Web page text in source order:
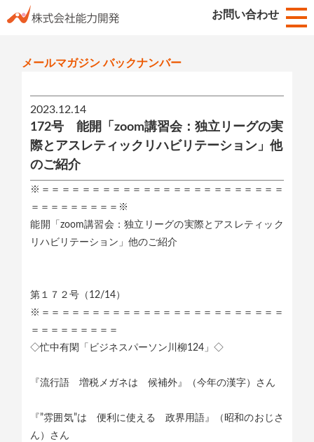
お問い合わせ
お知らせ
HOME
メールマガジン バックナンバー
2023.12.14
172号 能開「zoom講習会：独立リーグの実
際とアスレティックリハビリテーション」他
のご紹介
※＝＝＝＝＝＝＝＝＝＝＝＝＝＝＝＝＝＝＝＝＝＝＝＝
＝＝＝＝＝＝＝＝＝※
能開「zoom講習会：独立リーグの実際とアスレティック
リハビリテーション」他のご紹介
第１７２号（12/14）
※＝＝＝＝＝＝＝＝＝＝＝＝＝＝＝＝＝＝＝＝＝＝＝＝
＝＝＝＝＝＝＝＝＝
◇忙中有閑「ビジネスパーソン川柳124」◇
『流行語 増税メガネは 候補外』（今年の漢字）さん
『”雰囲気”は 便利に使える 政界用語』（昭和のおじさ
ん）さん